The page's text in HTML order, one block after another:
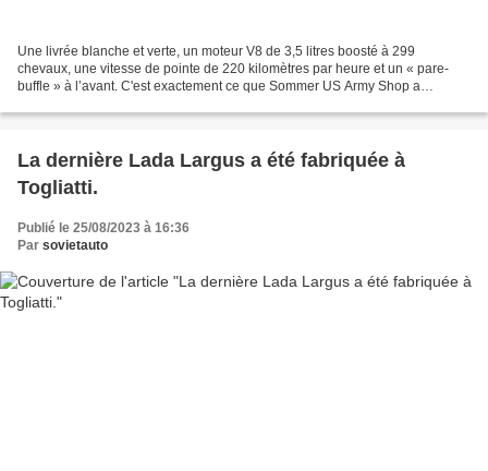
Une livrée blanche et verte, un moteur V8 de 3,5 litres boosté à 299
chevaux, une vitesse de pointe de 220 kilomètres par heure et un « pare-
buffle » à l’avant. C'est exactement ce que Sommer US Army Shop a
La dernière Lada Largus a été fabriquée à
Togliatti.
Publié le 25/08/2023 à 16:36
Par sovietauto